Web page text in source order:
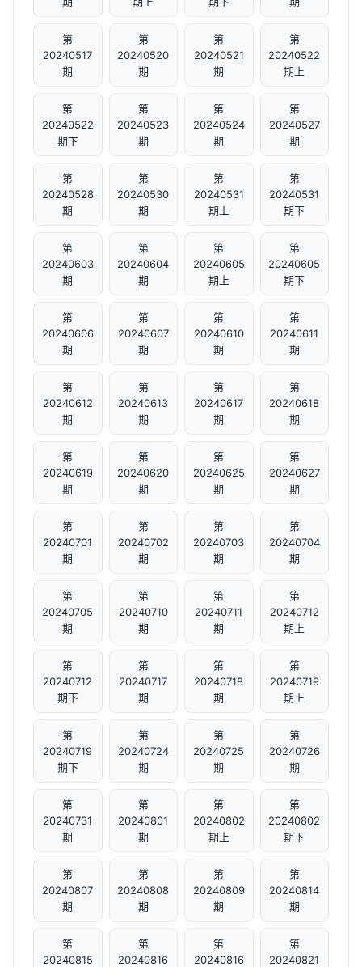
第
20240517
期
第
20240520
期
第
20240521
期
第
20240522
期上
第
20240522
期下
第
20240523
期
第
20240524
期
第
20240527
期
第
20240528
期
第
20240530
期
第
20240531
期上
第
20240531
期下
第
20240603
期
第
20240604
期
第
20240605
期上
第
20240605
期下
第
20240606
期
第
20240607
期
第
20240610
期
第
20240611
期
第
20240612
期
第
20240613
期
第
20240617
期
第
20240618
期
第
20240619
期
第
20240620
期
第
20240625
期
第
20240627
期
第
20240701
期
第
20240702
期
第
20240703
期
第
20240704
期
第
20240705
期
第
20240710
期
第
20240711
期
第
20240712
期上
第
20240712
期下
第
20240717
期
第
20240718
期
第
20240719
期上
第
20240719
期下
第
20240724
期
第
20240725
期
第
20240726
期
第
20240731
期
第
20240801
期
第
20240802
期上
第
20240802
期下
第
20240807
期
第
20240808
期
第
20240809
期
第
20240814
期
第
20240815
第
20240816
第
20240816
第
20240821